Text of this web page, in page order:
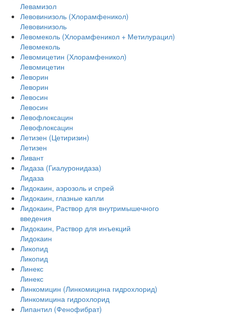
Левамизол
Левовинизоль (Хлорамфеникол)
Левовинизоль
Левомеколь (Хлорамфеникол + Метилурацил)
Левомеколь
Левомицетин (Хлорамфеникол)
Левомицетин
Леворин
Леворин
Левосин
Левосин
Левофлоксацин
Левофлоксацин
Летизен (Цетиризин)
Летизен
Ливант
Лидаза (Гиалуронидаза)
Лидаза
Лидокаин, аэрозоль и спрей
Лидокаин, глазные капли
Лидокаин, Раствор для внутримышечного
введения
Лидокаин, Раствор для инъекций
Лидокаин
Ликопид
Ликопид
Линекс
Линекс
Линкомицин (Линкомицина гидрохлорид)
Линкомицина гидрохлорид
Липантил (Фенофибрат)